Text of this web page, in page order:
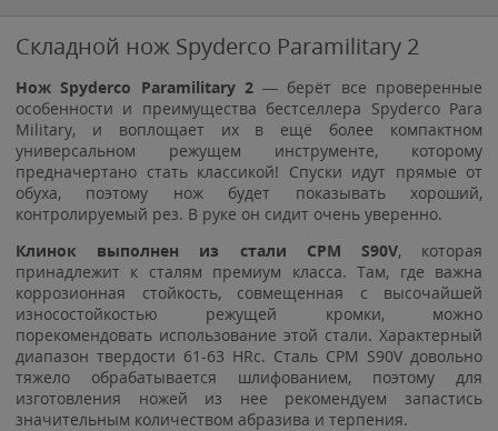
Складной нож Spyderco Paramilitary 2
Нож Spyderco Paramilitary 2— берёт все проверенные
особенности и преимущества бестселлера Spyderco Para
Military, и воплощает их в ещё более компактном
универсальном режущем инструменте, которому
предначертано стать классикой! Спуски идут прямые от
обуха, поэтому нож будет показывать хороший,
контролируемый рез. В руке он сидит очень уверенно.
Клинок выполнен из стали CPM S90V, которая
принадлежит к сталям премиум класса. Там, где важна
коррозионная стойкость, совмещенная с высочайшей
износостойкостью режущей кромки, можно
порекомендовать использование этой стали. Характерный
диапазон твердости 61-63 HRc. Сталь CPM S90V довольно
тяжело обрабатывается шлифованием, поэтому для
изготовления ножей из нее рекомендуем запастись
значительным количеством абразива и терпения.